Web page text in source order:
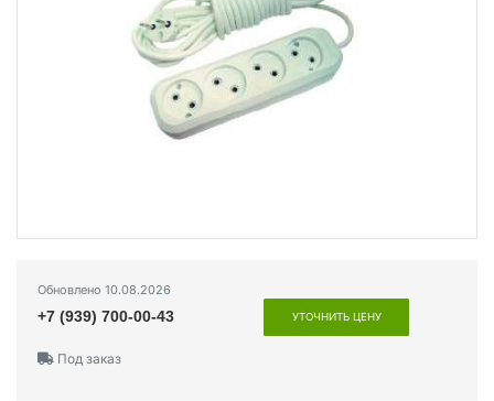
Обновлено 10.08.2026
+7 (939) 700-00-43 УТОЧНИТЬ ЦЕНУ
Под заказ